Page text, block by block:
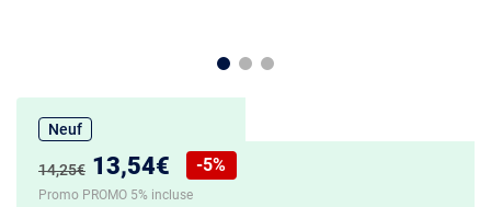
Neuf
Ancien prix :
14,25€ Nouveau prix :
13,54€
Réduction de :
-5%
Promo PROMO 5% incluse